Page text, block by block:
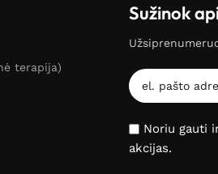
terapija)
Sužinok
Noriu gauti
akcijas.